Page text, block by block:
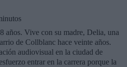
años. Vive con su madre, Delia, una
de Collblanc hace veinte años.
audiovisual en la ciudad de
entrar en la carrera porque la